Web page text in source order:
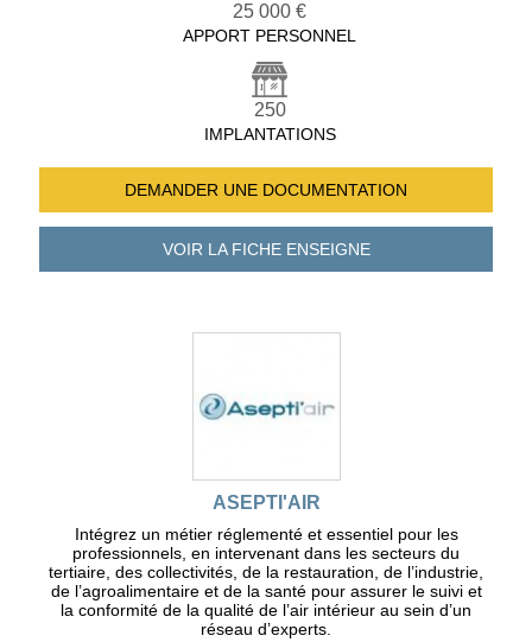
25 000 €
APPORT PERSONNEL
250
IMPLANTATIONS
DEMANDER UNE DOCUMENTATION
VOIR LA FICHEENSEIGNE
ASEPTI'AIR
Intégrez un métier réglementé et essentiel pour les
professionnels, en intervenant dans les secteurs du
tertiaire, des collectivités, de la restauration, de l’industrie,
de l’agroalimentaire et de la santé pour assurer le suivi et
la conformité de la qualité de l’air intérieur au sein d’un
réseau d’experts.